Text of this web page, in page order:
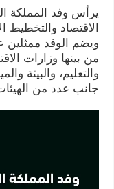
يرأس وفد المملكة
الاقتصاد والتخطيط
من بينها وزارات
والتعليم، والبيئة
جانب عدد من